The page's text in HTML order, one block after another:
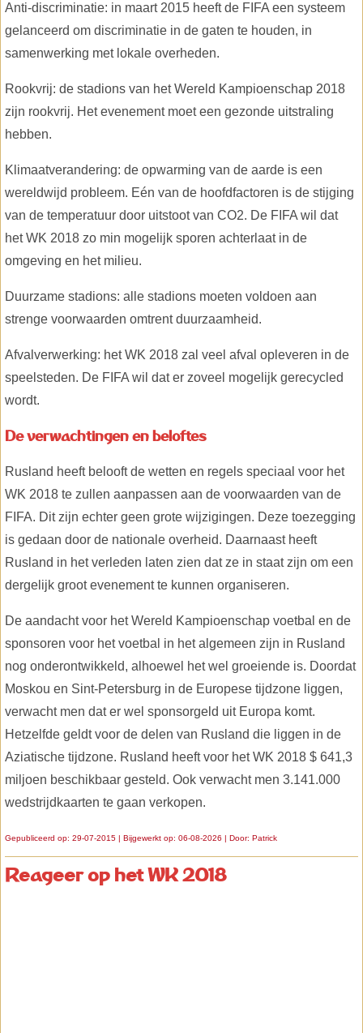
Anti-discriminatie: in maart 2015 heeft de FIFA een systeem
gelanceerd om discriminatie in de gaten te houden, in
samenwerking met lokale overheden.
Rookvrij: de stadions van het Wereld Kampioenschap 2018
zijn rookvrij. Het evenement moet een gezonde uitstraling
hebben.
Klimaatverandering: de opwarming van de aarde is een
wereldwijd probleem. Eén van de hoofdfactoren is de stijging
van de temperatuur door uitstoot van CO2. De FIFA wil dat
het WK 2018 zo min mogelijk sporen achterlaat in de
omgeving en het milieu.
Duurzame stadions: alle stadions moeten voldoen aan
strenge voorwaarden omtrent duurzaamheid.
Afvalverwerking: het WK 2018 zal veel afval opleveren in de
speelsteden. De FIFA wil dat er zoveel mogelijk gerecycled
wordt.
De verwachtingen en beloftes
Rusland heeft belooft de wetten en regels speciaal voor het
WK 2018 te zullen aanpassen aan de voorwaarden van de
FIFA. Dit zijn echter geen grote wijzigingen. Deze toezegging
is gedaan door de nationale overheid. Daarnaast heeft
Rusland in het verleden laten zien dat ze in staat zijn om een
dergelijk groot evenement te kunnen organiseren.
De aandacht voor het Wereld Kampioenschap voetbal en de
sponsoren voor het voetbal in het algemeen zijn in Rusland
nog onderontwikkeld, alhoewel het wel groeiende is. Doordat
Moskou en Sint-Petersburg in de Europese tijdzone liggen,
verwacht men dat er wel sponsorgeld uit Europa komt.
Hetzelfde geldt voor de delen van Rusland die liggen in de
Aziatische tijdzone. Rusland heeft voor het WK 2018 $ 641,3
miljoen beschikbaar gesteld. Ook verwacht men 3.141.000
wedstrijdkaarten te gaan verkopen.
Gepubliceerd op: 29-07-2015 | Bijgewerkt op: 06-08-2026 | Door: Patrick
Reageer op het WK 2018